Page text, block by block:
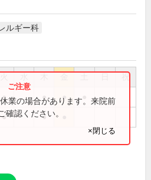
ルギー科
祝
● ● ●
● ●
業の場合があります。来院前
確認ください。
×閉じる